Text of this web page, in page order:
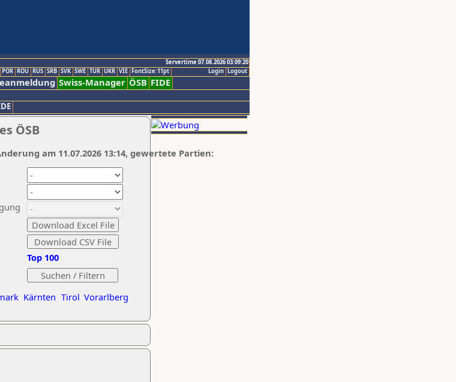
Servertime 07.08.2026 03:09:20
Logout
Login
POR ROU RUS SRB SVK SWE TUR UKR VIE FontSize:11pt
Swiss-Manager ÖSB FIDE
ÖSB
Kärnten Tirol Vorarlberg
Top 100
am 11.07.2026 13:14, gewertete Partien: